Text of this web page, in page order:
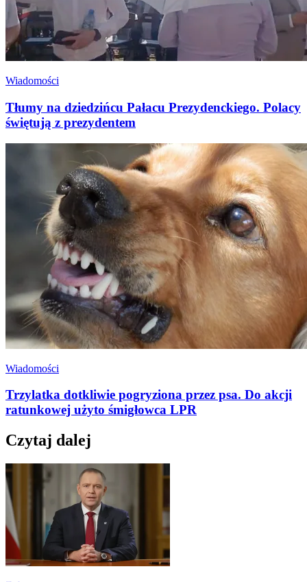
Wiadomości
Tłumy na dziedzińcu Pałacu Prezydenckiego. Polacy
świętują z prezydentem
Wiadomości
Trzylatka dotkliwie pogryziona przez psa. Do akcji
ratunkowej użyto śmigłowca LPR
Czytaj dalej